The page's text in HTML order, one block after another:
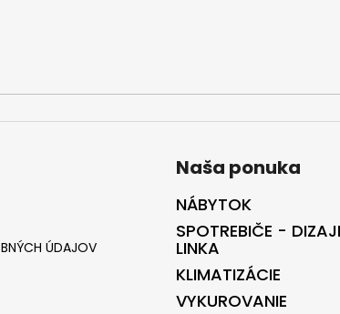
ÚDAJOV
Naša ponuka
NÁBYTOK
SPOTREBIČE -
LINKA
KLIMATIZÁCIE
VYKUROVANIE